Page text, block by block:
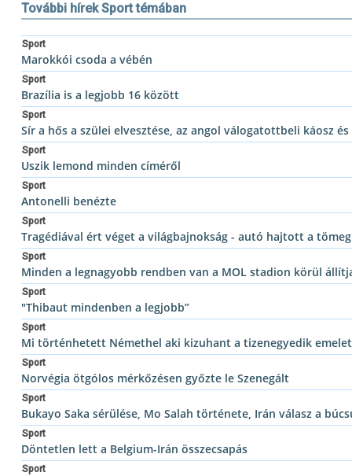
További hírek Sport témában
Sport
Marokkói csoda a vébén
Sport
Brazília is a legjobb 16 között
Sport
Sír a hős a szülei elvesztése, az angol válogatottbeli káosz
Sport
Uszik lemond minden címéről
Sport
Antonelli benézte
Sport
Tragédiával ért véget a világbajnokság - autó hajtott a
Sport
Minden a legnagyobb rendben van a MOL stadion körül
Sport
"Thibaut mindenben a legjobb”
Sport
Mi történhetett Némethel aki kizuhant a tizenegyedik
Sport
Norvégia ötgólos mérkőzésen győzte le Szenegált
Sport
Bukayo Saka sérülése, Mo Salah története, Irán válasz a
Sport
Döntetlen lett a Belgium-Irán összecsapás
Sport